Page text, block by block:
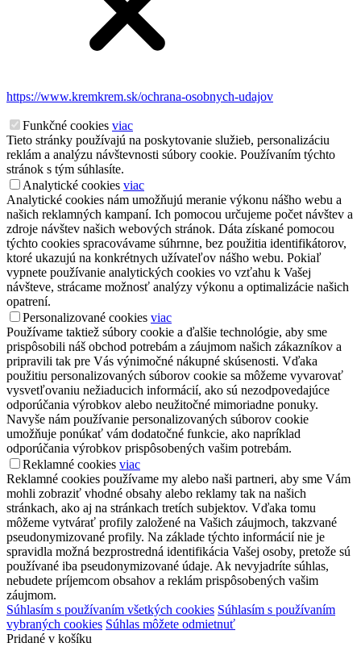
https://www.kremkrem.sk/ochrana-osobnych-udajov
Funkčné cookies viac
Tieto stránky používajú na poskytovanie služieb, personalizáciu
reklám a analýzu návštevnosti súbory cookie. Používaním týchto
stránok s tým súhlasíte.
Analytické cookies viac
Analytické cookies nám umožňujú meranie výkonu nášho webu a
našich reklamných kampaní. Ich pomocou určujeme počet návštev a
zdroje návštev našich webových stránok. Dáta získané pomocou
týchto cookies spracovávame súhrnne, bez použitia identifikátorov,
ktoré ukazujú na konkrétnych užívateľov nášho webu. Pokiaľ
vypnete používanie analytických cookies vo vzťahu k Vašej
návšteve, strácame možnosť analýzy výkonu a optimalizácie našich
opatrení.
Personalizované cookies viac
Používame taktiež súbory cookie a ďalšie technológie, aby sme
prispôsobili náš obchod potrebám a záujmom našich zákazníkov a
pripravili tak pre Vás výnimočné nákupné skúsenosti. Vďaka
použitiu personalizovaných súborov cookie sa môžeme vyvarovať
vysvetľovaniu nežiaducich informácií, ako sú nezodpovedajúce
odporúčania výrobkov alebo neužitočné mimoriadne ponuky.
Navyše nám používanie personalizovaných súborov cookie
umožňuje ponúkať vám dodatočné funkcie, ako napríklad
odporúčania výrobkov prispôsobených vašim potrebám.
Reklamné cookies viac
Reklamné cookies používame my alebo naši partneri, aby sme Vám
mohli zobraziť vhodné obsahy alebo reklamy tak na našich
stránkach, ako aj na stránkach tretích subjektov. Vďaka tomu
môžeme vytvárať profily založené na Vašich záujmoch, takzvané
pseudonymizované profily. Na základe týchto informácií nie je
spravidla možná bezprostredná identifikácia Vašej osoby, pretože sú
používané iba pseudonymizované údaje. Ak nevyjadríte súhlas,
nebudete príjemcom obsahov a reklám prispôsobených vašim
záujmom.
Súhlasím s používaním všetkých cookies Súhlasím s používaním
vybraných cookies Súhlas môžete odmietnuť
Pridané v košíku